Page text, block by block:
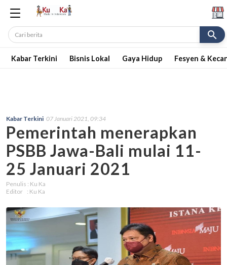
search
Kabar Terkini Bisnis Lokal Gaya Hidup Fesyen &
Kabar Terkini 07 Januari 2021, 09:34
Pemerintah menerapkan
PSBB Jawa-Bali mulai 11-
25 Januari 2021
Penulis : Ku Ka
Editor : Ku Ka